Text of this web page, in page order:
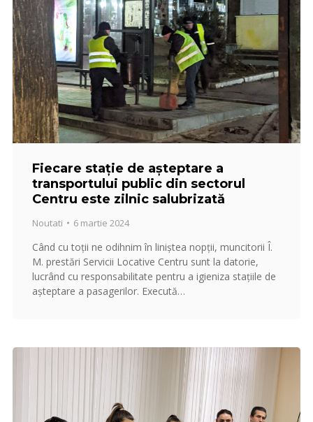
Fiecare stație de așteptare a
transportului public din sectorul
Centru este zilnic salubrizată
Noutati 6 martie 2024
Când cu toții ne odihnim în liniștea nopții, muncitorii Î.
M. prestări Servicii Locative Centru sunt la datorie,
lucrând cu responsabilitate pentru a igieniza stațiile de
așteptare a pasagerilor. Execută…